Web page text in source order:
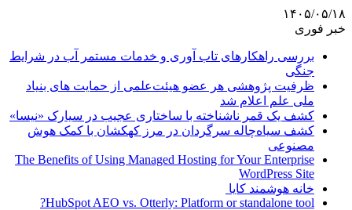
۱۴۰۵/۰۵/۱۸
خبر فوری
بررسی راهکارهای تاب آوری و خدمات مستمر آب در شرایط
جنگی
ظرفیت پژوهشی هر عضو هیئت‌علمی از حمایت های بنیاد
ملی علم اعلام شد
کشف یک قمر ناشناخته با ساختاری عجیب در سیارک «نیسا»
کشف سیاه‌چاله سرگردان در مرز کهکشان با کمک هوش
مصنوعی
The Benefits of Using Managed Hosting for Your Enterprise
WordPress Site
خانه هوشمند کایا
HubSpot AEO vs. Otterly: Platform or standalone tool?